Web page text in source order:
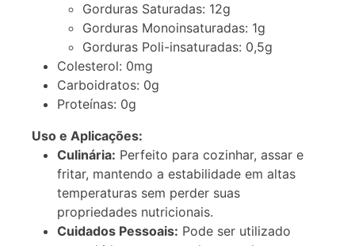
Gorduras Saturadas: 12g
Gorduras Monoinsaturadas: 1g
Gorduras Poli-insaturadas: 0,5g
Colesterol: 0mg
Carboidratos: 0g
Proteínas: 0g
Uso e Aplicações:
Culinária: Perfeito para cozinhar, assar e
fritar, mantendo a estabilidade em altas
temperaturas sem perder suas
propriedades nutricionais.
Cuidados Pessoais: Pode ser utilizado